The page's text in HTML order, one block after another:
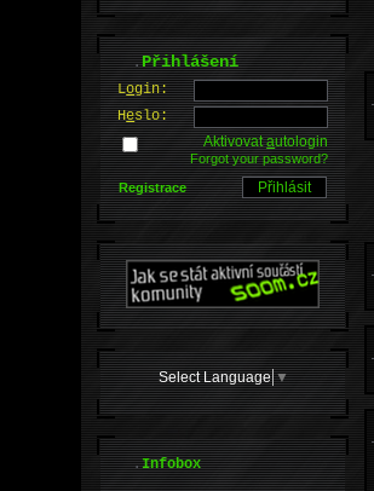
.Přihlášení
Login:
Heslo:
Aktivovatautologin
Forgot your password?
Registrace
Select Language ▼
.Infobox